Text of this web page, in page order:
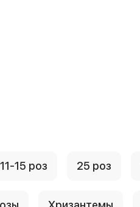
11-15 роз 25 роз